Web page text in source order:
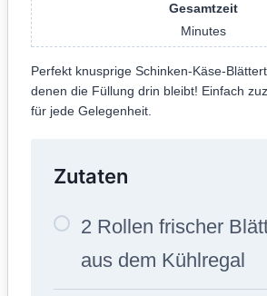
Gesamtzeit
Minutes
Perfekt knusprige Schinken-Käse-
denen die Füllung drin bleibt! Einfach
für jede Gelegenheit.
Zutaten
2 Rollen frischer
aus dem Kühlregal